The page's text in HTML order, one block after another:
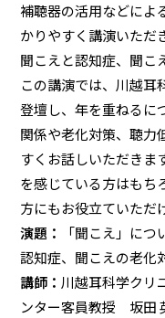
補聴器の活用などによ
かりやすく講演いただ
聞こえと認知症、聞こ
この講演では、川越耳
登壇し、年を重ねるに
関係や老化対策、聴力
すくお話しいただきま
を感じている方はもち
方にもお役立ていただ
演題：
「聞こえ」に
認知症、聞こえの老化
講師： 川越耳科学クリ
ンター客員教授 坂田